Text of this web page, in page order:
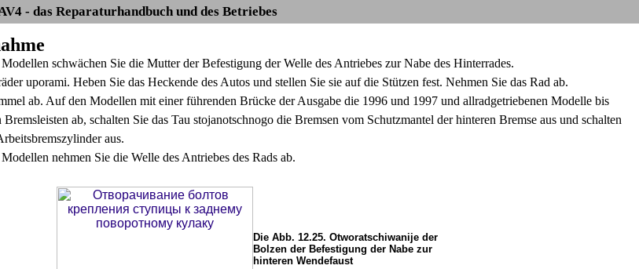
- das Reparaturhandbuch und des Betriebes
schwächen Sie die Mutter der Befestigung der Welle des Antriebes zur Nabe des Hinterrades.
uporami. Heben Sie das Heckende des Autos und stellen Sie sie auf die Stützen fest. Nehmen Sie das Rad ab.
ab. Auf den Modellen mit einer führenden Brücke der Ausgabe die 1996 und 1997 und allradgetriebenen Modelle bis
ab, schalten Sie das Tau stojanotschnogo die Bremsen vom Schutzmantel der hinteren Bremse aus und schalten
aus.
nehmen Sie die Welle des Antriebes des Rads ab.
Die Abb. 12.25. Otworatschiwanije der
Bolzen der Befestigung der Nabe zur
hinteren Wendefaust